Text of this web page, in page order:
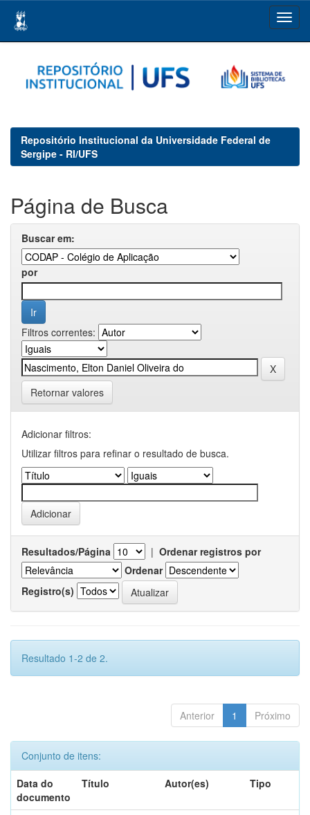
navigation
Repositório Institucional da Universidade Federal de
Sergipe - RI/UFS
Página de Busca
Buscar em:
por
Filtros correntes:
Retornar valores
Adicionar filtros:
Utilizar filtros para refinar o resultado de busca.
Resultados/Página | Ordenar registros por
Ordenar
Registro(s)
Resultado 1-2 de 2.
Anterior 1 Próximo
Conjunto de itens:
Data do
documento
Título Autor(es) Tipo